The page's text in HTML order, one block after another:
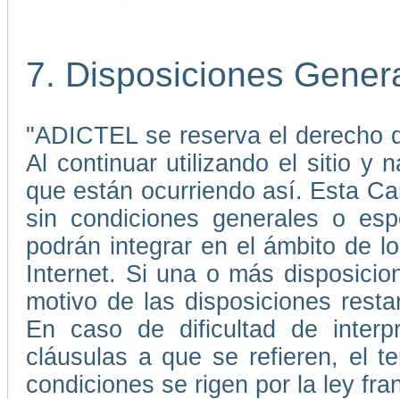
7. Disposiciones
"ADICTEL se reserva el derecho
Al continuar utilizando el sitio y
que están ocurriendo así. Esta
sin condiciones generales o
podrán integrar en el ámbito de
Internet. Si una o más
motivo de las disposiciones
En caso de dificultad de
cláusulas a que se refieren, el
condiciones se rigen por la ley